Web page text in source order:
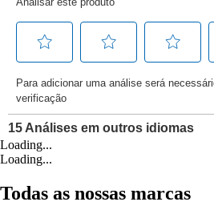
Loading...
Loading...
Todas as nossas marcas